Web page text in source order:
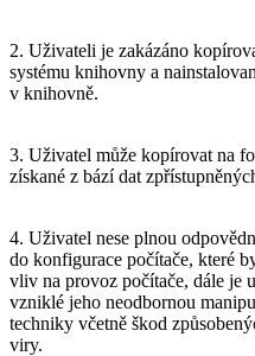
2. Uživateli je zakázáno
systému knihovny a
v knihovně.
3. Uživatel může kopírovat na
získané z bází dat
4. Uživatel nese plnou
do konfigurace počítače, které
vliv na provoz počítače, dále je
vzniklé jeho neodbornou
techniky včetně škod
viry.